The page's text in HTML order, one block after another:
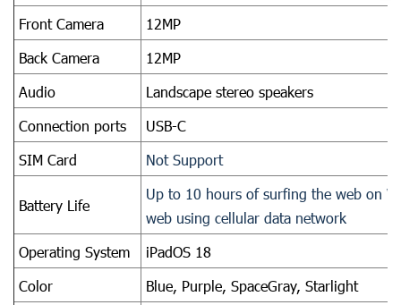
Front Camera
12MP
Back Camera
12MP
Audio
Landscape stereo speakers
Connection ports
USB-C
SIM Card
Not Support
Battery Life
Up to 10 hours of surfing the web on
web using cellular data network
Operating System
iPadOS 18
Color
Blue, Purple, SpaceGray, Starlight